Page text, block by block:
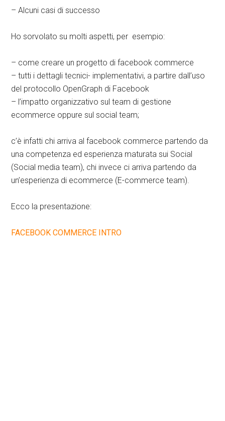
– Alcuni casi di successo
Ho sorvolato su molti aspetti, per esempio:
– come creare un progetto di facebook commerce
– tutti i dettagli tecnici- implementativi, a partire dall’uso
del protocollo OpenGraph di Facebook
– l’impatto organizzativo sul team di gestione
ecommerce oppure sul social team;
c’è infatti chi arriva al facebook commerce partendo da
una competenza ed esperienza maturata sui Social
(Social media team), chi invece ci arriva partendo da
un’esperienza di ecommerce (E-commerce team).
Ecco la presentazione:
FACEBOOK COMMERCE INTRO